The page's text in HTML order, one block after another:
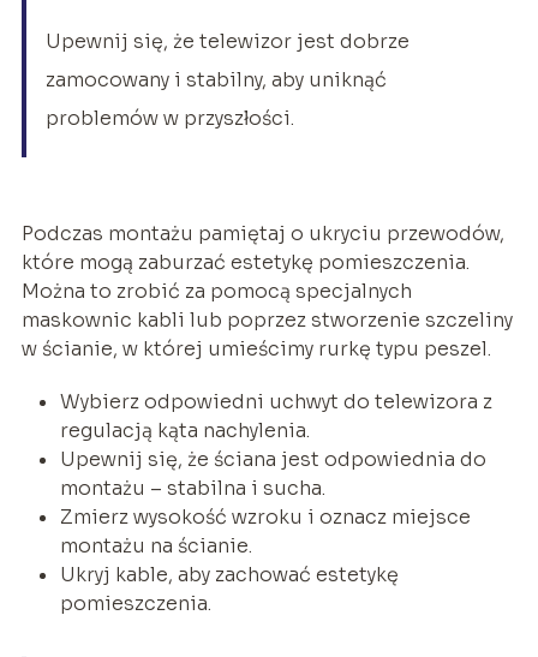
Upewnij się, że telewizor jest dobrze
zamocowany i stabilny, aby uniknąć
problemów w przyszłości.
Podczas montażu pamiętaj o ukryciu przewodów,
które mogą zaburzać estetykę pomieszczenia.
Można to zrobić za pomocą specjalnych
maskownic kabli lub poprzez stworzenie szczeliny
w ścianie, w której umieścimy rurkę typu peszel.
Wybierz odpowiedni uchwyt do telewizora z
regulacją kąta nachylenia.
Upewnij się, że ściana jest odpowiednia do
montażu – stabilna i sucha.
Zmierz wysokość wzroku i oznacz miejsce
montażu na ścianie.
Ukryj kable, aby zachować estetykę
pomieszczenia.